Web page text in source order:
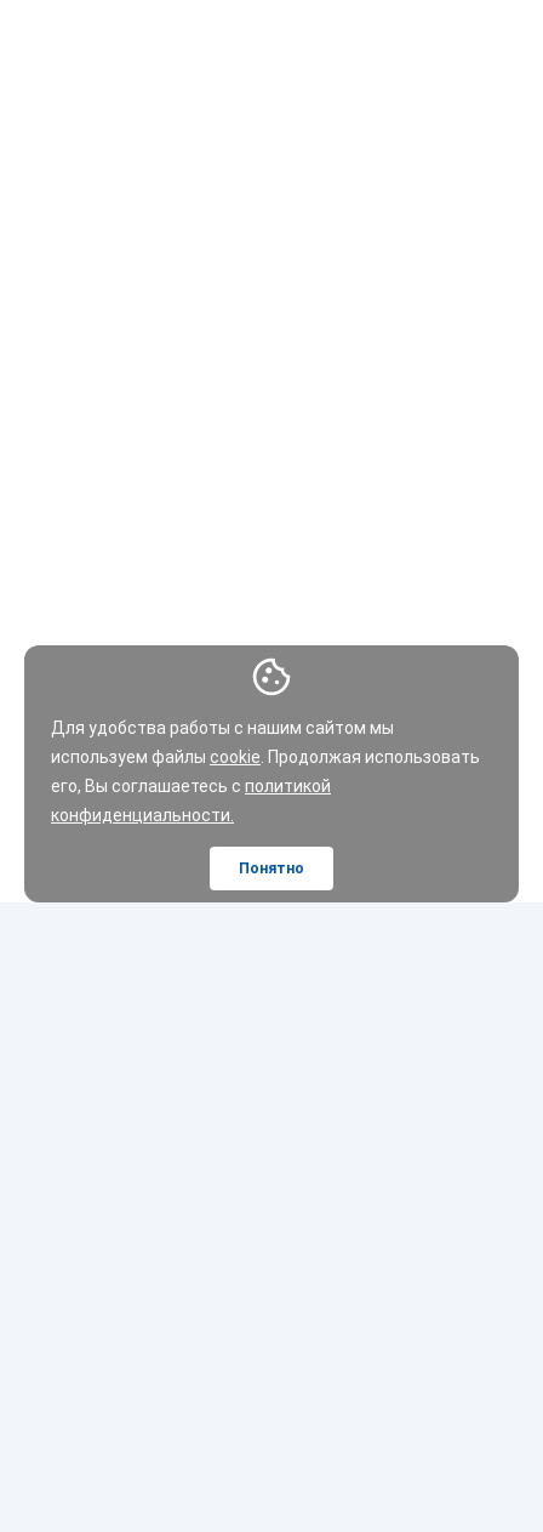
Для удобства работы с нашим сайтом мы
используем файлы cookie . Продолжая использовать
его, Вы соглашаетесь с политикой
конфиденциальности.
Понятно